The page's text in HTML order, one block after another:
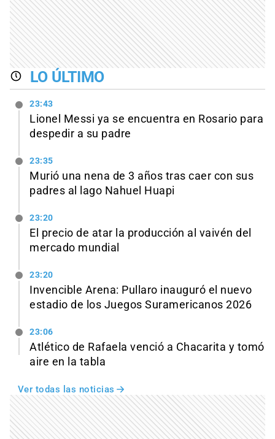
LO ÚLTIMO
23:43
Lionel Messi ya se encuentra en Rosario para
despedir a su padre
23:35
Murió una nena de 3 años tras caer con sus
padres al lago Nahuel Huapi
23:20
El precio de atar la producción al vaivén del
mercado mundial
23:20
Invencible Arena: Pullaro inauguró el nuevo
estadio de los Juegos Suramericanos 2026
23:06
Atlético de Rafaela venció a Chacarita y tomó
aire en la tabla
Ver todas las noticias